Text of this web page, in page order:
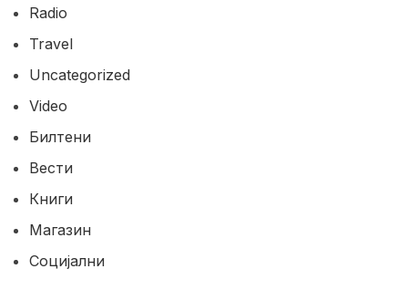
Radio
Travel
Uncategorized
Video
Билтени
Вести
Книги
Магазин
Социјални